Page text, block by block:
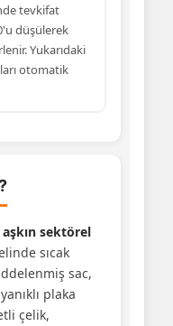
tevkifat
düşülerek
Yukarıdaki
otomatik
aşkın sektörel
sıcak
sac,
plaka
çelik,